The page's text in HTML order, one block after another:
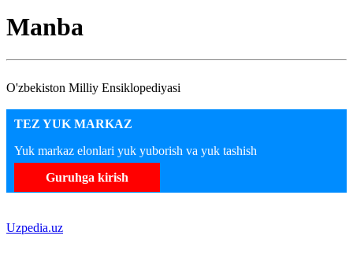
Manba
O'zbekiston Milliy Ensiklopediyasi
TEZ YUK MARKAZ
Yuk markaz elonlari yuk yuborish va yuk tashish
Guruhga kirish
Uzpedia.uz